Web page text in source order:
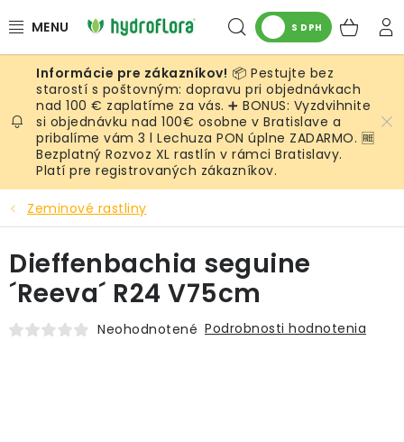
na
Hľadať
S DPH
RASTLINY
UMELÉ RASTLINY
KVETINÁČE
SUBSTRÁTY A PRÍSLUŠENSTVO
SERVIS INTERIÉROVEJ ZELENE
📦 Pestujte bez
starostí s poštovným: dopravu pri objednávkach
nad 100 € zaplatíme za vás. ➕ BONUS: Vyzdvihnite
si objednávku nad 100€ osobne v Bratislave a
pribalíme vám 3 l Lechuza PON úplne ZADARMO. 🆓
Bezplatný Rozvoz XL rastlín v rámci Bratislavy.
Platí pre registrovaných zákazníkov.
Zeminové rastliny
Dieffenbachia seguine
´Reeva´ R24 V75cm
Neohodnotené Podrobnosti hodnotenia